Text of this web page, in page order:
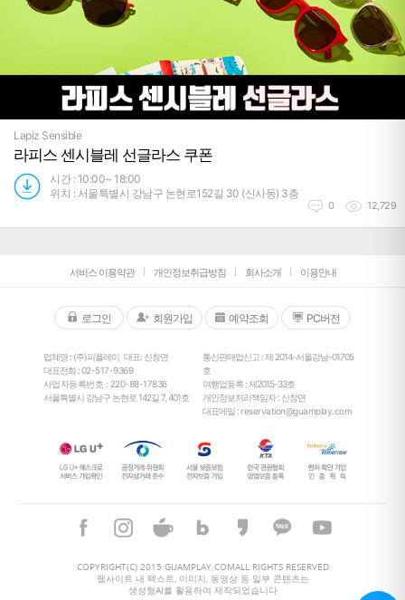
Lapiz Sensible
라피스 센시블레 선글라스 쿠폰
시간 : 10:00~ 18:00
위치 : 서울특별시 강남구 논현로152길 30 (신사동) 3층
0 12,729
서비스 이용약관 개인정보취급방침 회사소개 이용안내
로그인 회원가입 예약조회 PC버전
업체명 : (주)피플레이 대표: 신창면
대표전화 :02-517-9369
사업자등록번호 : 220-88-17836
서울특별시 강남구 논현로 142길 7, 401호
통신판매업신고 : 제 2014-서울강남-01705
호
여행업등록 : 제2015-33호
개인정보처리책임자 : 신창면
대표메일 :reservation@guamplay.com
COPYRIGHT(C) 2015 GUAMPLAY.COMALL RIGHTS RESERVED
웹사이트 내 텍스트, 이미지, 동영상 등 일부 콘텐츠는
생성형AI를 활용하여 제작되었습니다